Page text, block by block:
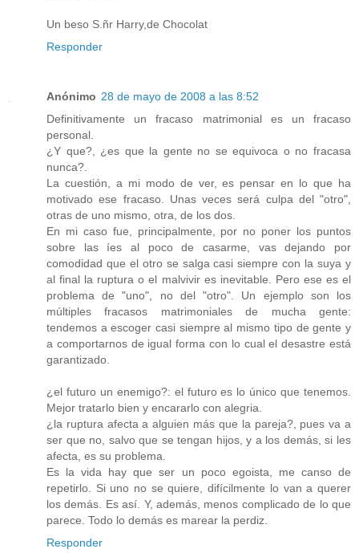
Un beso S.ñr Harry,de Chocolat
Responder
Anónimo 28 de mayo de 2008 a las 8:52
Definitivamente un fracaso matrimonial es un fracaso
personal.
¿Y que?, ¿es que la gente no se equivoca o no fracasa
nunca?.
La cuestión, a mi modo de ver, es pensar en lo que ha
motivado ese fracaso. Unas veces será culpa del "otro",
otras de uno mismo, otra, de los dos.
En mi caso fue, principalmente, por no poner los puntos
sobre las íes al poco de casarme, vas dejando por
comodidad que el otro se salga casi siempre con la suya y
al final la ruptura o el malvivir es inevitable. Pero ese es el
problema de "uno", no del "otro". Un ejemplo son los
múltiples fracasos matrimoniales de mucha gente:
tendemos a escoger casi siempre al mismo tipo de gente y
a comportarnos de igual forma con lo cual el desastre está
garantizado.
¿el futuro un enemigo?: el futuro es lo único que tenemos.
Mejor tratarlo bien y encararlo con alegria.
¿la ruptura afecta a alguien más que la pareja?, pues va a
ser que no, salvo que se tengan hijos, y a los demás, si les
afecta, es su problema.
Es la vida hay que ser un poco egoista, me canso de
repetirlo. Si uno no se quiere, difícilmente lo van a querer
los demás. Es así. Y, además, menos complicado de lo que
parece. Todo lo demás es marear la perdiz.
Responder